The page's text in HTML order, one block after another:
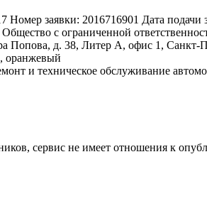
Номер заявки: 2016716901 Дата подачи
Общество с ограниченной
д. 38, Литер А, офис 1, Санкт-
оранжевый
и техническое обслуживание
сервис не имеет отношения к